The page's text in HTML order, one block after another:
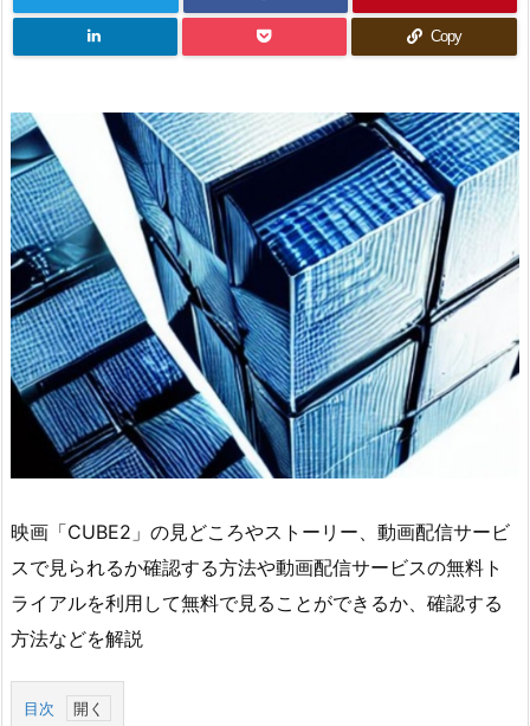
Copy
映画「CUBE2」の見どころやストーリー、動画配信サービ
スで見られるか確認する方法や動画配信サービスの無料ト
ライアルを利用して無料で見ることができるか、確認する
方法などを解説
目次